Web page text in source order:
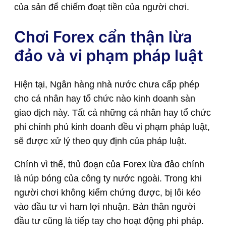
của sản để chiếm đoạt tiền của người chơi.
Chơi Forex cẩn thận lừa
đảo và vi phạm pháp luật
Hiện tại, Ngân hàng nhà nước chưa cấp phép
cho cá nhân hay tổ chức nào kinh doanh sàn
giao dịch này. Tất cả những cá nhân hay tổ chức
phi chính phủ kinh doanh đều vi phạm pháp luật,
sẽ được xử lý theo quy định của pháp luật.
Chính vì thế, thủ đoạn của Forex lừa đảo chính
là núp bóng của công ty nước ngoài. Trong khi
người chơi không kiểm chứng được, bị lôi kéo
vào đầu tư vì ham lợi nhuận. Bản thân người
đầu tư cũng là tiếp tay cho hoạt động phi pháp.